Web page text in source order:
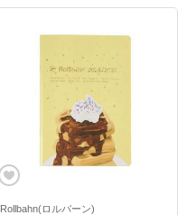
Rollbahn(ロルバーン)